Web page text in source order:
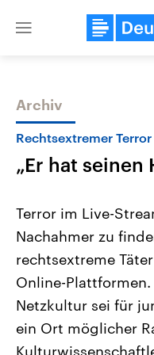
Close
Themen
Landtagswahl Sachsen-
2026
Alle Informationen
Sachsen-Anhalt wählt
September 2026 einen
Landtag. Seit 2021 wird
Bundesland von einer
Archiv
Rechtsextremer
„Er hat
Terror im Live-
Nachahmer zu
rechtsextreme
Online-
Netzkultur sei für
ein Ort möglicher